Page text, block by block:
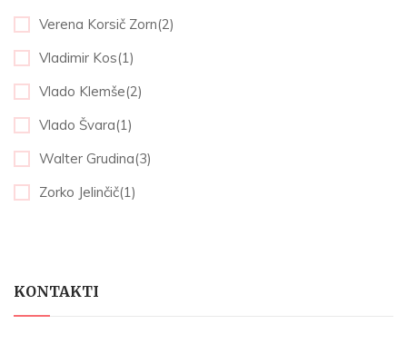
Verena Korsič Zorn(2)
Vladimir Kos(1)
Vlado Klemše(2)
Vlado Švara(1)
Walter Grudina(3)
Zorko Jelinčič(1)
KONTAKTI